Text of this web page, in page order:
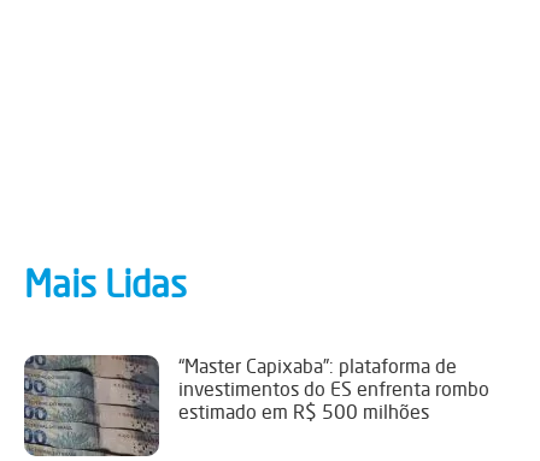
Mais Lidas
“Master Capixaba”: plataforma de
investimentos do ES enfrenta rombo
estimado em R$ 500 milhões